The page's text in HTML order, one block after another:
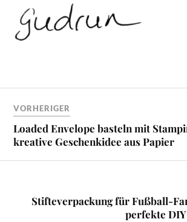
VORHERIGER
Loaded Envelope basteln mit
kreative Geschenkidee aus Papier
Stifteverpackung für Fußball-
perfekte